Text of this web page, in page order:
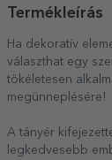
Termékleírás
Ha dekoratív
választhat egy
tökéletesen
megünneplésére!
A tányér
legkedvesebb